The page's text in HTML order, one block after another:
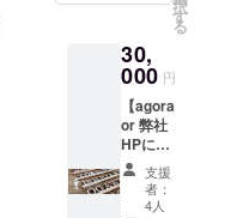
ニュー
スなど
をお知
らせす
る
facebo
ookグ
ループ
ます！
・2019
年度の
活動報
告会に
ご招待
しま
す。出
席でき
う！
【2019
31日ま
で】 ▼
注意 内
容や日
程な
ど、ご
びっき
りの刺
激があ
りま
す。 ▼
詳細 ・
Wi-Fiの
ご利用
も可能
択
す
る
30,
000 円
【agora
or 弊社
HPにお
名前の
掲
載！】
支援
者：
4人